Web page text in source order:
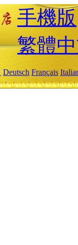
手機版
繁體
Deutsch Français